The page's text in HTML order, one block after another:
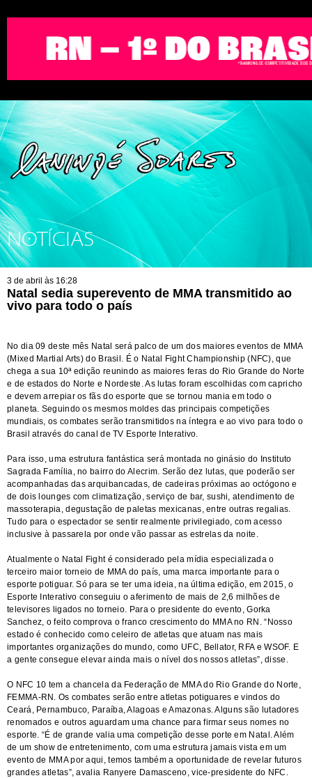
NOTÍCIAS
3 de abril às 16:28
Natal sedia superevento de MMA transmitido ao
vivo para todo o país
No dia 09 deste mês Natal será palco de um dos maiores eventos de MMA
(Mixed Martial Arts) do Brasil. É o Natal Fight Championship (NFC), que
chega a sua 10ª edição reunindo as maiores feras do Rio Grande do Norte
e de estados do Norte e Nordeste. As lutas foram escolhidas com capricho
e devem arrepiar os fãs do esporte que se tornou mania em todo o
planeta. Seguindo os mesmos moldes das principais competições
mundiais, os combates serão transmitidos na íntegra e ao vivo para todo o
Brasil através do canal de TV Esporte Interativo.
Para isso, uma estrutura fantástica será montada no ginásio do Instituto
Sagrada Família, no bairro do Alecrim. Serão dez lutas, que poderão ser
acompanhadas das arquibancadas, de cadeiras próximas ao octógono e
de dois lounges com climatização, serviço de bar, sushi, atendimento de
massoterapia, degustação de paletas mexicanas, entre outras regalias.
Tudo para o espectador se sentir realmente privilegiado, com acesso
inclusive à passarela por onde vão passar as estrelas da noite.
Atualmente o Natal Fight é considerado pela mídia especializada o
terceiro maior torneio de MMA do país, uma marca importante para o
esporte potiguar. Só para se ter uma ideia, na última edição, em 2015, o
Esporte Interativo conseguiu o aferimento de mais de 2,6 milhões de
televisores ligados no torneio. Para o presidente do evento, Gorka
Sanchez, o feito comprova o franco crescimento do MMA no RN. “Nosso
estado é conhecido como celeiro de atletas que atuam nas mais
importantes organizações do mundo, como UFC, Bellator, RFA e WSOF. E
a gente consegue elevar ainda mais o nível dos nossos atletas”, disse.
O NFC 10 tem a chancela da Federação de MMA do Rio Grande do Norte,
FEMMA-RN. Os combates serão entre atletas potiguares e vindos do
Ceará, Pernambuco, Paraíba, Alagoas e Amazonas. Alguns são lutadores
renomados e outros aguardam uma chance para firmar seus nomes no
esporte. “É de grande valia uma competição desse porte em Natal. Além
de um show de entretenimento, com uma estrutura jamais vista em um
evento de MMA por aqui, temos também a oportunidade de revelar futuros
grandes atletas”, avalia Ranyere Damasceno, vice-presidente do NFC.